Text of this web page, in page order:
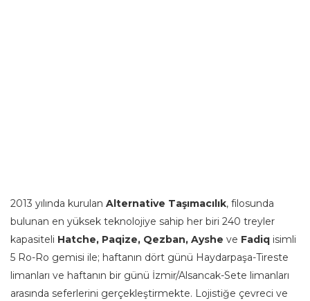
2013 yılında kurulan Alternative Taşımacılık, filosunda
bulunan en yüksek teknolojiye sahip her biri 240 treyler
kapasiteli Hatche, Paqize, Qezban, Ayshe ve Fadiq isimli
5 Ro-Ro gemisi ile; haftanın dört günü Haydarpaşa-Tireste
limanları ve haftanın bir günü İzmir/Alsancak-Sete limanları
arasında seferlerini gerçekleştirmekte. Lojistiğe çevreci ve